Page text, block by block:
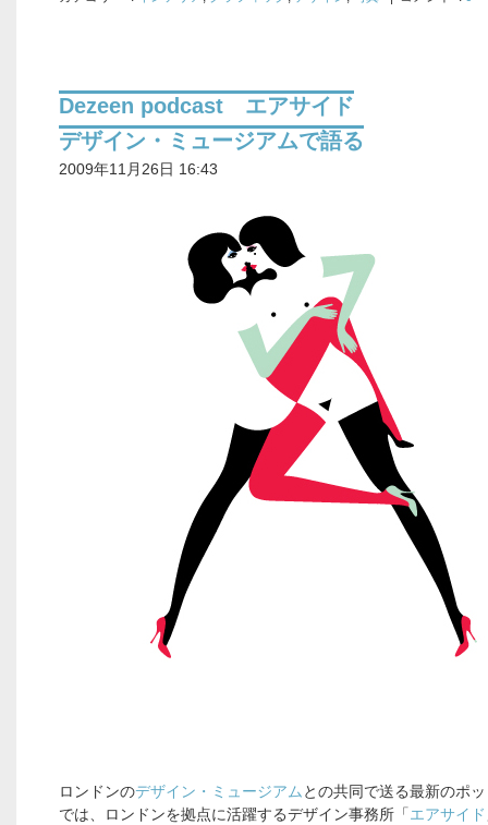
Dezeen podcast エアサイド
デザイン・ミュージアムで語る
2009年11月26日 16:43
ロンドンのデザイン・ミュージアムとの共同で送る最新のポ
では、ロンドンを拠点に活躍するデザイン事務所「エアサイド